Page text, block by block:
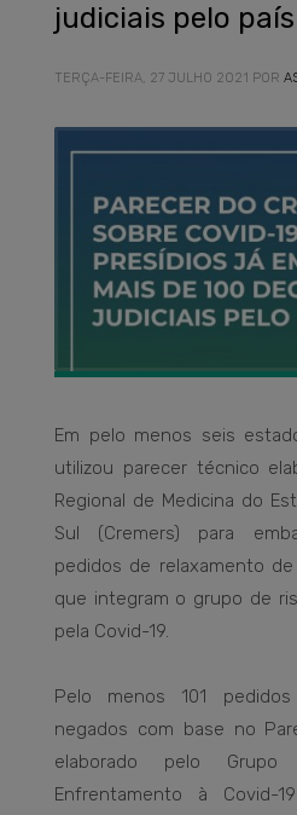
judiciais pelo país
TERÇA-FEIRA, 27 JULHO 2021 POR
Em pelo menos seis
utilizou parecer técnico
Regional de Medicina do
Sul (Cremers) para
pedidos de relaxamento
que integram o grupo de
pela Covid-19.
Pelo menos 101
negados com base no
elaborado pelo
Enfrentamento à Covid-